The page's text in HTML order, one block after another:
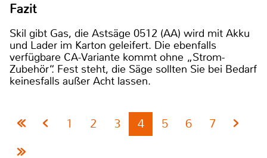
Fazit
Skil gibt Gas, die Astsäge 0512 (AA) wird mit Akku
und Lader im Karton geleifert. Die ebenfalls
verfügbare CA-Variante kommt ohne „Strom-
Zubehör“. Fest steht, die Säge sollten Sie bei Bedarf
keinesfalls außer Acht lassen.
1 2 3 4 5 6 7